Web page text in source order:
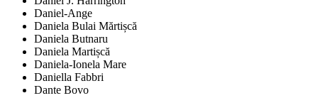
Daniel-Ange
Daniela Bulai Mărtișcă
Daniela Butnaru
Daniela Martișcă
Daniela-Ionela Mare
Daniella Fabbri
Dante Bovo